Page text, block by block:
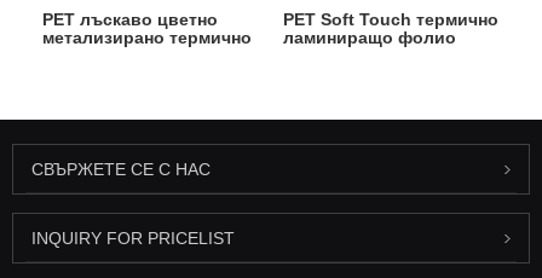
PET лъскаво цветно
метализирано термично
PET Soft Touch термично
ламиниращо фолио
СВЪРЖЕТЕ СЕ С НАС
INQUIRY FOR PRICELIST